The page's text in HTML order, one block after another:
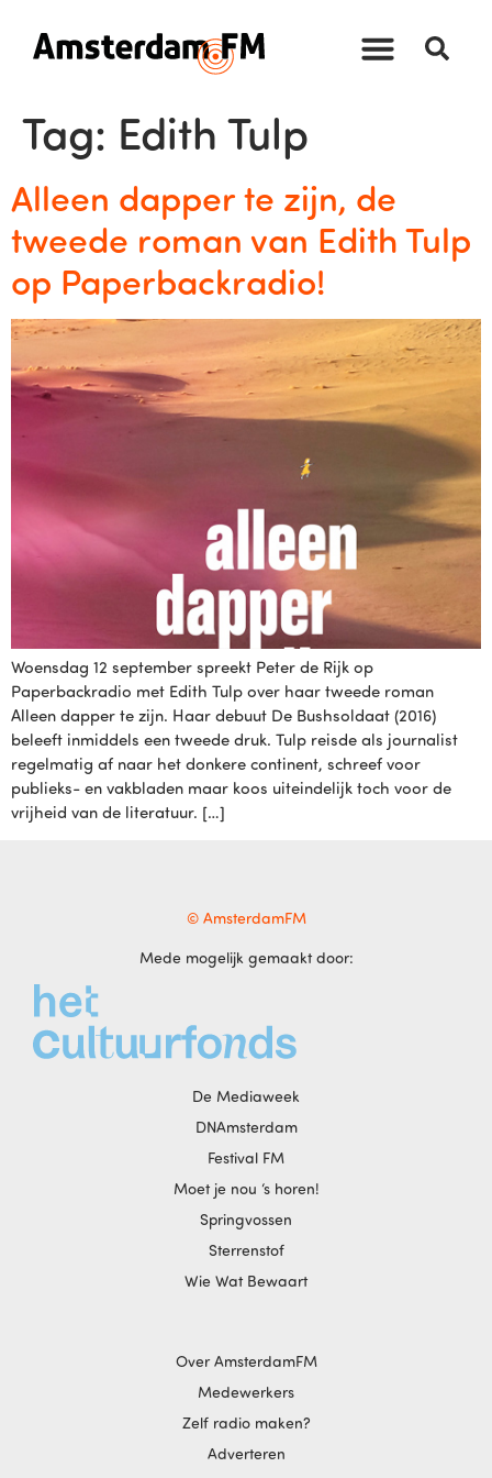
Tag: Edith Tulp
Alleen dapper te zijn, de
tweede roman van Edith Tulp
op Paperbackradio!
Woensdag 12 september spreekt Peter de Rijk op
Paperbackradio met Edith Tulp over haar tweede roman
Alleen dapper te zijn. Haar debuut De Bushsoldaat (2016)
beleeft inmiddels een tweede druk. Tulp reisde als journalist
regelmatig af naar het donkere continent, schreef voor
publieks- en vakbladen maar koos uiteindelijk toch voor de
vrijheid van de literatuur. […]
© AmsterdamFM
Mede mogelijk gemaakt door:
De Mediaweek
DNAmsterdam
Festival FM
Moet je nou ‘s horen!
Springvossen
Sterrenstof
Wie Wat Bewaart
Over AmsterdamFM
Medewerkers
Zelf radio maken?
Adverteren